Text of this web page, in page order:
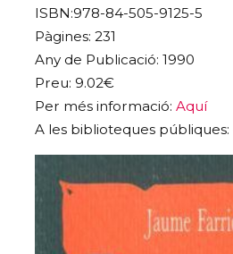
ISBN:978-84-505-9125-5
Pàgines: 231
Any de Publicació: 1990
Preu: 9.02€
Per més informació: Aquí
A les biblioteques públiques: